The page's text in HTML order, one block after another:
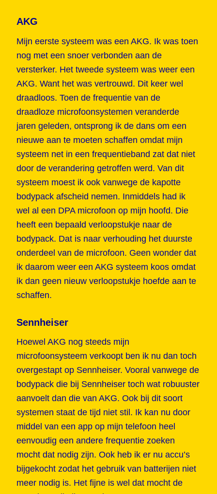
AKG
Mijn eerste systeem was een AKG. Ik was toen
nog met een snoer verbonden aan de
versterker. Het tweede systeem was weer een
AKG. Want het was vertrouwd. Dit keer wel
draadloos. Toen de frequentie van de
draadloze microfoonsystemen veranderde
jaren geleden, ontsprong ik de dans om een
nieuwe aan te moeten schaffen omdat mijn
systeem net in een frequentieband zat dat niet
door de verandering getroffen werd. Van dit
systeem moest ik ook vanwege de kapotte
bodypack afscheid nemen. Inmiddels had ik
wel al een DPA microfoon op mijn hoofd. Die
heeft een bepaald verloopstukje naar de
bodypack. Dat is naar verhouding het duurste
onderdeel van de microfoon. Geen wonder dat
ik daarom weer een AKG systeem koos omdat
ik dan geen nieuw verloopstukje hoefde aan te
schaffen.
Sennheiser
Hoewel AKG nog steeds mijn
microfoonsysteem verkoopt ben ik nu dan toch
overgestapt op Sennheiser. Vooral vanwege de
bodypack die bij Sennheiser toch wat robuuster
aanvoelt dan die van AKG. Ook bij dit soort
systemen staat de tijd niet stil. Ik kan nu door
middel van een app op mijn telefoon heel
eenvoudig een andere frequentie zoeken
mocht dat nodig zijn. Ook heb ik er nu accu’s
bijgekocht zodat het gebruik van batterijen niet
meer nodig is. Het fijne is wel dat mocht de